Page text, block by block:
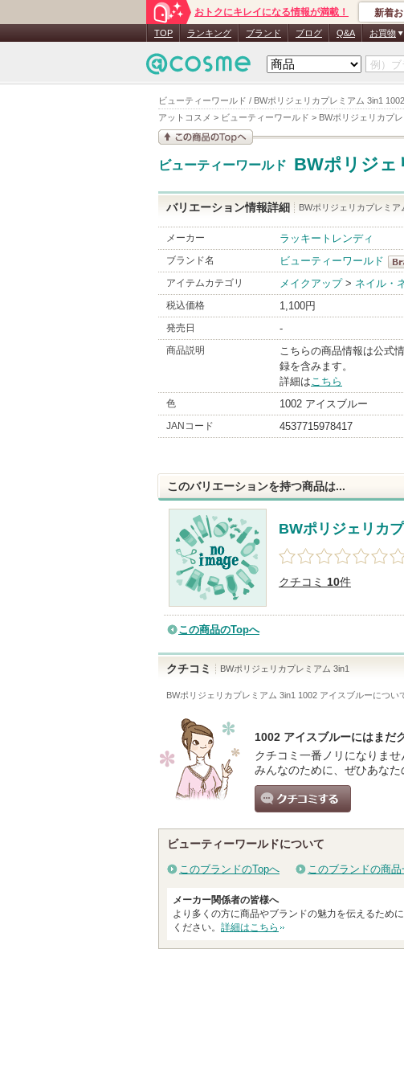
ビューティーワールド / BWポリジェリカプレミアム 3in1
アットコスメ > ビューティーワールド > BWポリジェリカプ
おトクにキレイになる情報が満載！ 新着
TOP ランキング ブランド ブログ Q&A お買物
ビューティーワールド BWポリジェ
バリエーション情報詳細 BWポリジェリカプレミ
メーカー ラッキートレンディ
ブランド名
ビューティーワールド
ワ
アイテムカテゴリ メイクアップ> ネイル・
税込価格 1,100円
発売日 -
商品説明
こちらの商品情報は公式
録を含みます。
詳細はこちら
色 1002 アイスブルー
JANコード 4537715978417
このバリエーションを持つ商品は...
BWポリジェリカ
クチコミ 10件
この商品のTopへ
クチコミ BWポリジェリカプレミアム 3in1
BWポリジェリカプレミアム 3in1 1002 アイスブルーについ
1002 アイスブルーにはまだ
クチコミ一番ノリになりませ
みんなのために、ぜひあなた
ビューティーワールドについて
このブランドのTopへ このブランドの商
メーカー関係者の皆様へ
より多くの方に商品やブランドの魅力を伝えるため
ください。 詳細はこちら